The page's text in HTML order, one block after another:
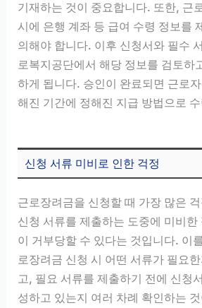
기재하는 것이 중요합니다. 또한, 근
시에 은행 계좌 등 급여 수령 정보를
의해야 합니다. 이후 신청서와 필수
로복지공단에서 해당 정보를 검토하
하게 됩니다. 승인이 완료되면 근로
해진 기간에 정해진 지급 방법으로
신청 서류 미비로 인한 걱정
근로장려금을 신청할 때 가장 많은
신청 서류를 제출하는 도중에 미비한
이 거부당할 수 있다는 것입니다. 이
로장려금 신청 시 어떤 서류가 필요
고, 필요 서류를 제출하기 전에 신청
성하고 있는지 여러 차례 확인하는